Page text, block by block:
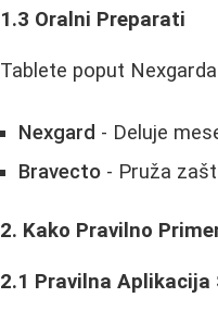
1.3 Oralni Preparati
Tablete poput
Nexgard - Deluje
Bravecto - Pruža
2. Kako Pravilno
2.1 Pravilna